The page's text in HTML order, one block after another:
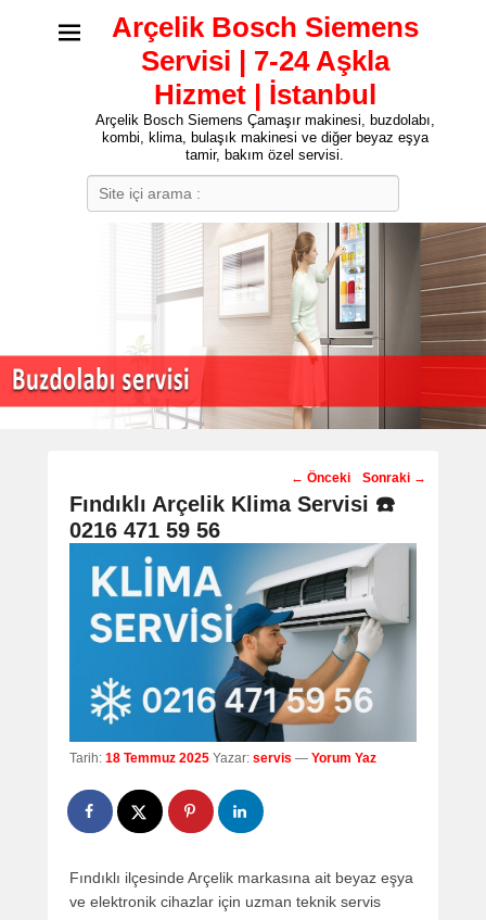
Arçelik Bosch Siemens
Servisi | 7-24 Aşkla
Hizmet | İstanbul
Arçelik Bosch Siemens Çamaşır makinesi, buzdolabı,
kombi, klima, bulaşık makinesi ve diğer beyaz eşya
tamir, bakım özel servisi.
Post
navigation
← Önceki Sonraki →
Fındıklı Arçelik Klima Servisi ☎️
0216 471 59 56
Tarih: 18 Temmuz 2025 Yazar: servis — Yorum Yaz
Fındıklı ilçesinde Arçelik markasına ait beyaz eşya
ve elektronik cihazlar için uzman teknik servis